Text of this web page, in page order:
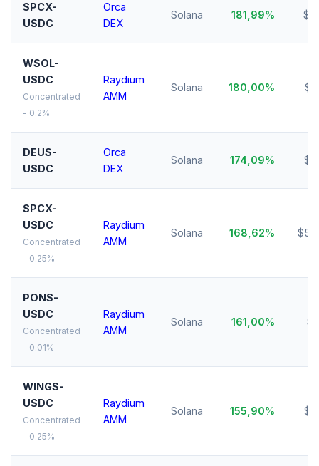
SPCX-
USDC
Orca
DEX
Solana 181,99%
WSOL-
USDC
Concentrated
- 0.2%
Raydium
AMM
Solana 180,00%
DEUS-
USDC
Orca
DEX
Solana 174,09%
SPCX-
USDC
Concentrated
- 0.25%
Raydium
AMM
Solana 168,62%
PONS-
USDC
Concentrated
- 0.01%
Raydium
AMM
Solana 161,00%
WINGS-
USDC
Concentrated
- 0.25%
Raydium
AMM
Solana 155,90%